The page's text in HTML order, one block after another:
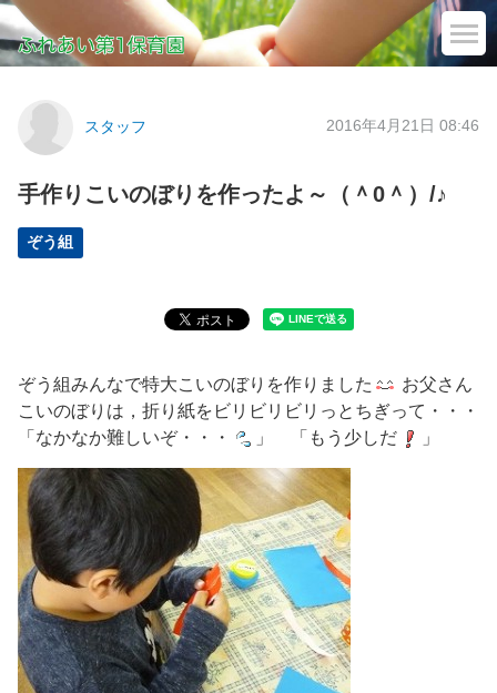
スタッフ 2016年4月21日 08:46
手作りこいのぼりを作ったよ～（＾0＾）/♪
ぞう組
ぞう組みんなで特大こいのぼりを作りました
お父さん
こいのぼりは，折り紙をビリビリビリっとちぎって・・・
「なかなか難しいぞ・・・
」 「もう少しだ 」